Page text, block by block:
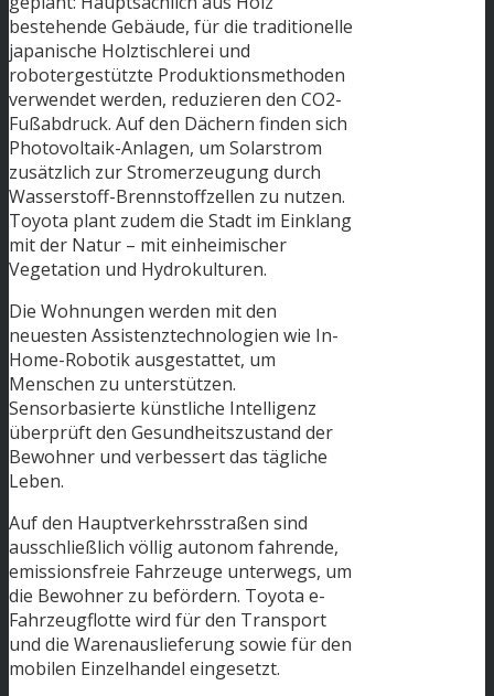
bestehende Gebäude, für die traditionelle
japanische Holztischlerei und
robotergestützte Produktionsmethoden
verwendet werden, reduzieren den CO2-
Fußabdruck. Auf den Dächern finden sich
Photovoltaik-Anlagen, um Solarstrom
zusätzlich zur Stromerzeugung durch
Wasserstoff-Brennstoffzellen zu nutzen.
Toyota plant zudem die Stadt im Einklang
mit der Natur – mit einheimischer
Vegetation und Hydrokulturen.
Die Wohnungen werden mit den
neuesten Assistenztechnologien wie In-
Home-Robotik ausgestattet, um
Menschen zu unterstützen.
Sensorbasierte künstliche Intelligenz
überprüft den Gesundheitszustand der
Bewohner und verbessert das tägliche
Leben.
Auf den Hauptverkehrsstraßen sind
ausschließlich völlig autonom fahrende,
emissionsfreie Fahrzeuge unterwegs, um
die Bewohner zu befördern. Toyota e-
Fahrzeugflotte wird für den Transport
und die Warenauslieferung sowie für den
mobilen Einzelhandel eingesetzt.